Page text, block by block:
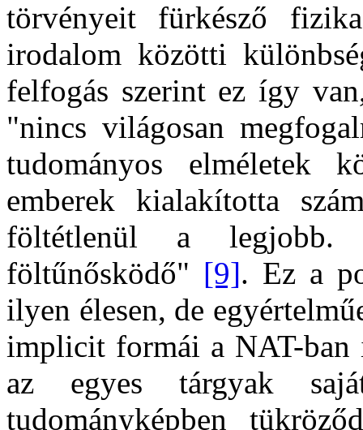
törvényeit fürkésző
irodalom közötti
felfogás szerint ez így
"nincs világosan
tudományos elméletek
emberek kialakította
föltétlenül a legjobb.
föltűnősködő" [9]. Ez a
ilyen élesen, de
implicit formái a NAT-ban
az egyes tárgyak
tudományképben